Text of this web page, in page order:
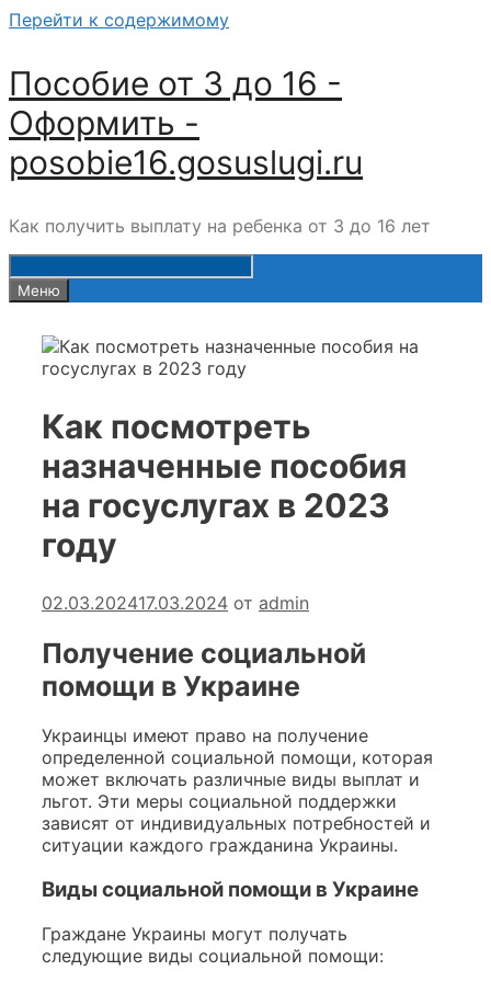
Перейти к содержимому
Пособие от 3 до 16 -
Оформить -
posobie16.gosuslugi.ru
Как получить выплату на ребенка от 3 до 16 лет
Меню
Как посмотреть
назначенные пособия
на госуслугах в 2023
году
02.03.202417.03.2024 от admin
Получение социальной
помощи в Украине
Украинцы имеют право на получение
определенной социальной помощи, которая
может включать различные виды выплат и
льгот. Эти меры социальной поддержки
зависят от индивидуальных потребностей и
ситуации каждого гражданина Украины.
Виды социальной помощи в Украине
Граждане Украины могут получать
следующие виды социальной помощи: